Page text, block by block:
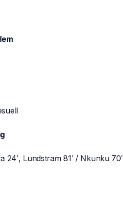
24′, Lundstram 81′ / Nkunku 70′